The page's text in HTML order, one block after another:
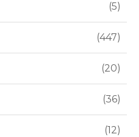
5
447
20
36
12